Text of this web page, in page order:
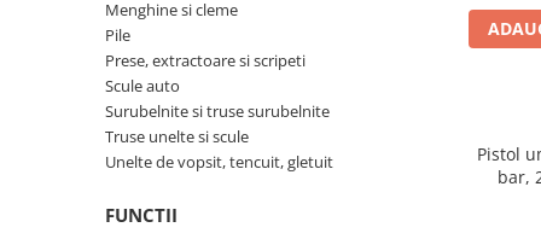
Mercedes Actros
Mercedes Actros MP2
Mercedes Actros MP4, MP5
Menghine si cleme
Pile
Prese, extractoare si scripeti
Scule auto
Surubelnite si truse surubelnite
Truse unelte si scule
Unelte de vopsit, tencuit, gletuit
FUNCTII
Pistol
bar,